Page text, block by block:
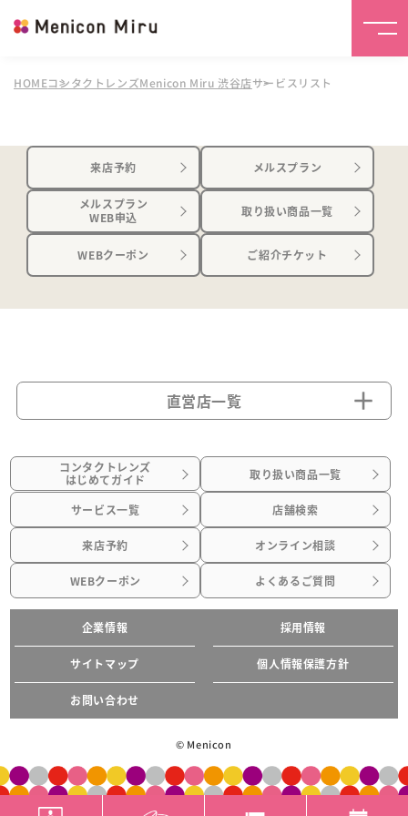
HOMEコンタクトレンズMenicon Miru 渋谷店サービスリスト
来店予約 メルスプラン
メルスプラン
WEB申込
取り扱い商品一覧
WEBクーポン ご紹介チケット
直営店一覧
コンタクトレンズ
はじめてガイド 取り扱い商品一覧
サービス一覧 店舗検索
来店予約 オンライン相談
WEBクーポン よくあるご質問
企業情報 採用情報
サイトマップ 個人情報保護方針
お問い合わせ
© Menicon